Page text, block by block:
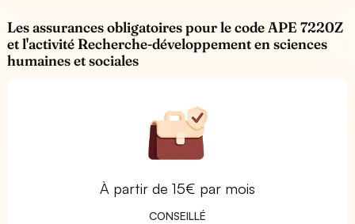
Les assurances obligatoires pour le code APE 7220Z
et l'activité Recherche-développement en sciences
humaines et sociales
À partir de 15€ par mois
CONSEILLÉ